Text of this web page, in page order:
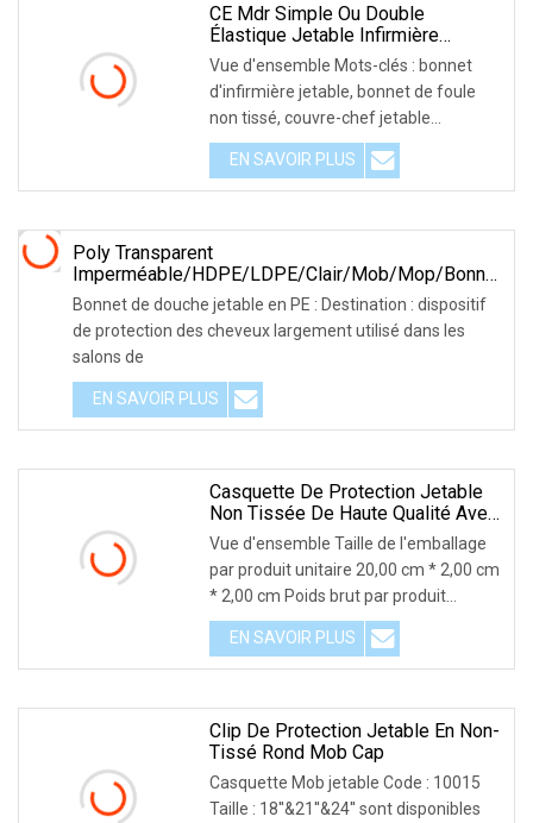
CE Mdr Simple Ou Double
Élastique Jetable Infirmière
Médicale Casquette Respirant
Doux Non-Tissé Chirurgical Mob
Cap
Vue d'ensemble Mots-clés : bonnet
d'infirmière jetable, bonnet de foule
non tissé, couvre-chef jetable
Caractéristiques
EN SAVOIR PLUS
Poly Transparent
Imperméable/HDPE/LDPE/clair/Mob/Mop/bonnet
De Douche Jetable En Plastique PE Pour
Hôtel/voyage Baignoire/baignade Avec
Plissé/serti/bande/clip/bande Formes
Bonnet de douche jetable en PE : Destination : dispositif
de protection des cheveux largement utilisé dans les
salons de
EN SAVOIR PLUS
Casquette De Protection Jetable
Non Tissée De Haute Qualité Avec
Pince Bouffante De Couleur Bleue
Vue d'ensemble Taille de l'emballage
par produit unitaire 20,00 cm * 2,00 cm
* 2,00 cm Poids brut par produit
unitaire 0
EN SAVOIR PLUS
Clip De Protection Jetable En Non-
Tissé Rond Mob Cap
Casquette Mob jetable Code : 10015
Taille : 18''&21''&24'' sont disponibles